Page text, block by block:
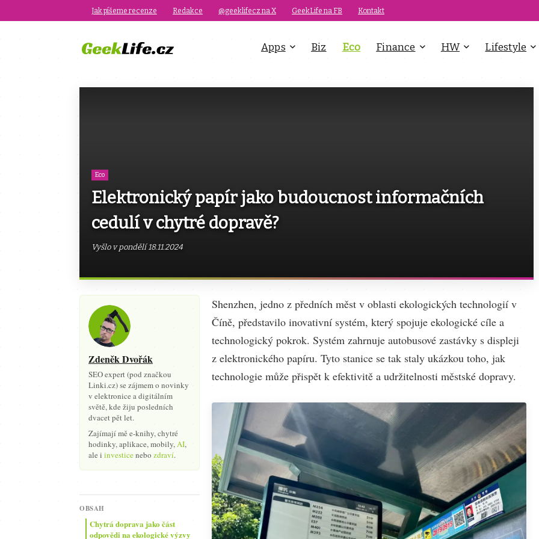
Jak píšeme recenze Redakce @geeklifecz na X GeekLife na FB Kontakt
Apps Biz Eco Finance HW Lifestyle
Eco
Elektronický papír jako budoucnost informačních
cedulí v chytré dopravě?
Vyšlo v pondělí 18.11.2024
Zdeněk Dvořák
SEO expert (pod značkou
Linki.cz) se zájmem o novinky
v elektronice a digitálním
světě, kde žiju posledních
dvacet pět let.
Zajímají mě e-knihy, chytré
hodinky, aplikace, mobily,AI,
ale i investicenebo zdraví.
OBSAH
Chytrá doprava jako část
odpovědi na ekologické výzvy
Shenzhen, jedno z předních měst v oblasti ekologických technologií v
Číně, představilo inovativní systém, který spojuje ekologické cíle a
technologický pokrok. Systém zahrnuje autobusové zastávky s displeji
z elektronického papíru. Tyto stanice se tak staly ukázkou toho, jak
technologie může přispět k efektivitě a udržitelnosti městské dopravy.